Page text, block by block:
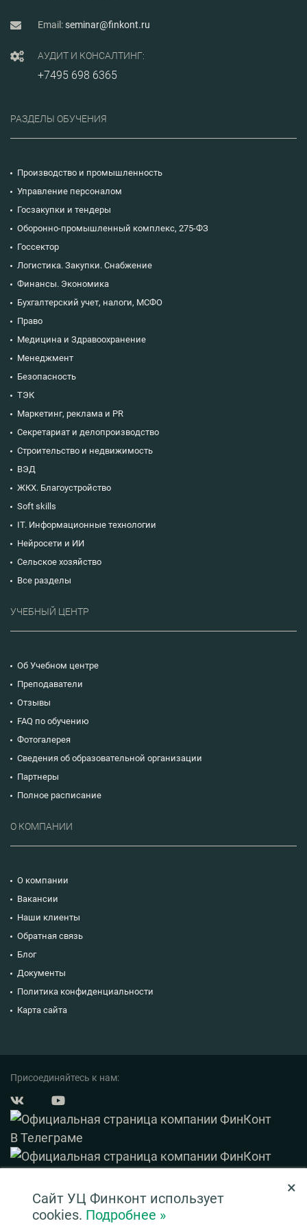
Email:seminar@finkont.ru
АУДИТ И КОНСАЛТИНГ:
+7495 698 6365
РАЗДЕЛЫ ОБУЧЕНИЯ
Производство и промышленность
Управление персоналом
Госзакупки и тендеры
Оборонно-промышленный комплекс, 275-ФЗ
Госсектор
Логистика. Закупки. Снабжение
Финансы. Экономика
Бухгалтерский учет, налоги, МСФО
Право
Медицина и Здравоохранение
Менеджмент
Безопасность
ТЭК
Маркетинг, реклама и PR
Секретариат и делопроизводство
Строительство и недвижимость
ВЭД
ЖКХ. Благоустройство
Soft skills
IT. Информационные технологии
Нейросети и ИИ
Сельское хозяйство
Все разделы
УЧЕБНЫЙ ЦЕНТР
Об Учебном центре
Преподаватели
Отзывы
FAQ по обучению
Фотогалерея
Сведения об образовательной организации
Партнеры
Полное расписание
О КОМПАНИИ
О компании
Вакансии
Наши клиенты
Обратная связь
Блог
Документы
Политика конфиденциальности
Карта сайта
Присоединяйтесь к нам:
Нашли ошибку? Выделите ее и нажмите Ctrl+Enter
×
Сайт УЦ Финконт использует
cookies. Подробнее »